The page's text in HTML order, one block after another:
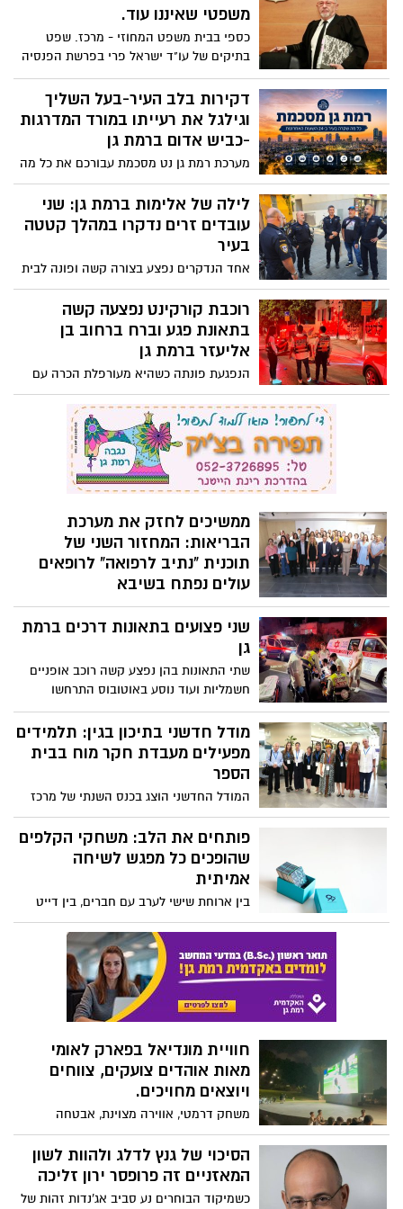
עובדים זרים נדקרו במהלך קטטה
בעיר
אחד הנדקרים נפצע בצורה קשה ופונה לבית
רוכבת קורקינט נפצעה קשה
בתאונת פגע וברח ברחוב בן
אליעזר ברמת גן
הנפגעת פונתה כשהיא מעורפלת הכרה עם
ממשיכים לחזק את מערכת
הבריאות: המחזור השני של
תוכנית "נתיב לרפואה" לרופאים
עולים נפתח בשיבא
רופאים מ 8 מדינות שונות החלו השבוע את
הכשרתם במסגרת התוכנית הלאומית
המסייעת לרופאים עולים להשתלב במערכת
הבריאות בישראל. למעלה מ-1,000 רופאים
כבר הצטרפו למערכת הבריאות בשנתיים
האחרונות
שני פצועים בתאונות דרכים ברמת
גן
שתי התאונות בהן נפצע קשה רוכב אופניים
חשמליות ועוד נוסע באוטובוס התרחשו
ברחוב הרא״ה
מודל חדשני בתיכון בגין: תלמידים
מפעילים מעבדת חקר מוח בבית
הספר
המודל החדשני הוצג בכנס השנתי של מרכז
האקדמי לוינסקי־וינגייט
פותחים את הלב: משחקי הקלפים
שהופכים כל מפגש לשיחה
אמיתית
בין ארוחת שישי לערב עם חברים, בין דייט
חווייתיים שמצליחים ליצור שיחות עמוקות
חוויית מונדיאל בפארק לאומי
מאות אוהדים צועקים, צווחים
ויוצאים מחויכים.
משחק דרמטי, אווירה מצוינת, אבטחה
הסיכוי של גנץ לדלג ולהוות לשון
המאזניים זה פרופסר ירון זליכה
כשמיקוד הבוחרים נע סביב אג'נדות זהות של
ביטחון, חרדים ,ואחדות חברתית. ישנו "שובר
שוויון" והוא הסקטור של הצעירים. סקטור
לירון זליכה יתרון משמעותי .
הסטטיסטיקה פעלה הפעם על בת
60 שנפצעה בתאונת דרכים בדרך
רבין, ובת 25 שנדרסה על ידי
אופנוע.
לבית החולים שיבא בתל השומר
למי מפריעות המדבקות של ראש
העיר? השופטת דחתה את עתירתו
של ליעד אילני